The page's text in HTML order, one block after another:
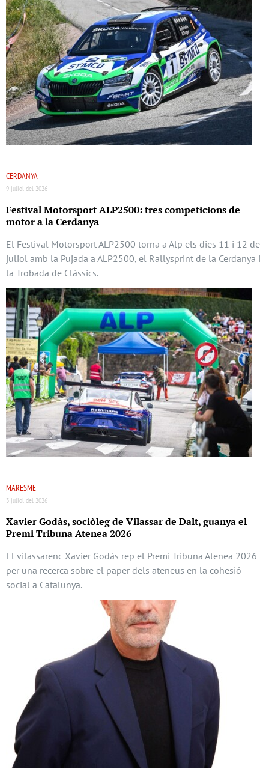
CERDANYA
9 juliol del 2026
Festival Motorsport ALP2500: tres competicions de
motor a la Cerdanya
El Festival Motorsport ALP2500 torna a Alp els dies 11 i 12 de
juliol amb la Pujada a ALP2500, el Rallysprint de la Cerdanya i
la Trobada de Clàssics.
MARESME
3 juliol del 2026
Xavier Godàs, sociòleg de Vilassar de Dalt, guanya el
Premi Tribuna Atenea 2026
El vilassarenc Xavier Godàs rep el Premi Tribuna Atenea 2026
per una recerca sobre el paper dels ateneus en la cohesió
social a Catalunya.